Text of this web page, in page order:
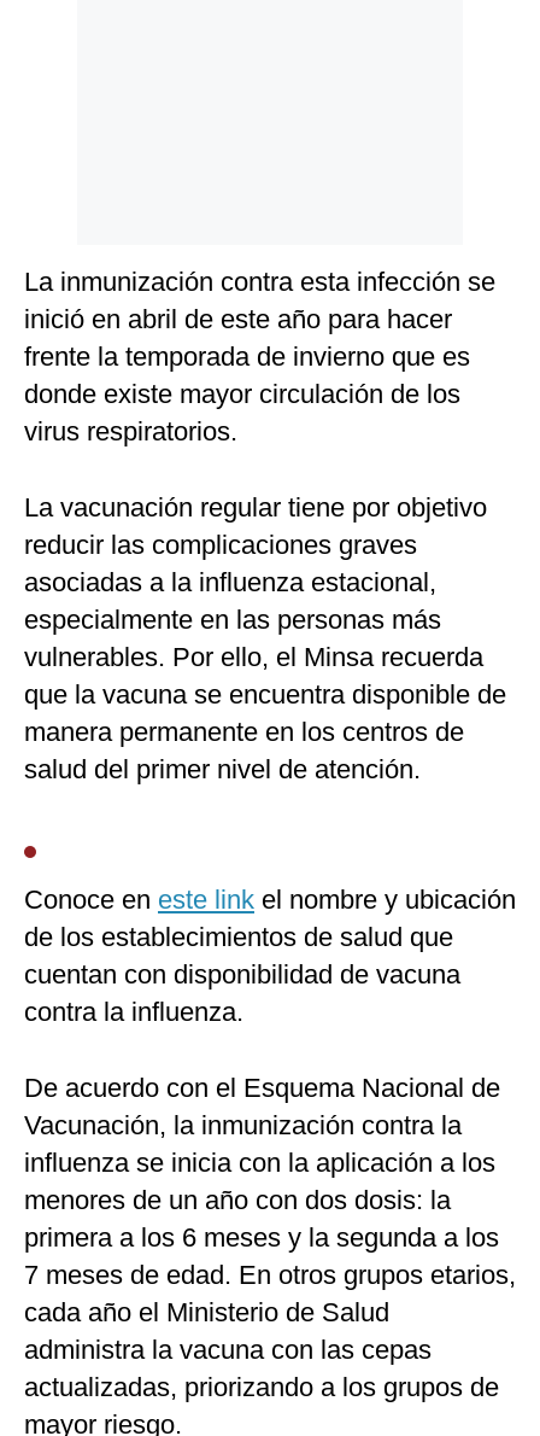
La inmunización contra esta infección se
inició en abril de este año para hacer
frente la temporada de invierno que es
donde existe mayor circulación de los
virus respiratorios.
La vacunación regular tiene por objetivo
reducir las complicaciones graves
asociadas a la influenza estacional,
especialmente en las personas más
vulnerables. Por ello, el Minsa recuerda
que la vacuna se encuentra disponible de
manera permanente en los centros de
salud del primer nivel de atención.
Conoce en este link el nombre y ubicación
de los establecimientos de salud que
cuentan con disponibilidad de vacuna
contra la influenza.
De acuerdo con el Esquema Nacional de
Vacunación, la inmunización contra la
influenza se inicia con la aplicación a los
menores de un año con dos dosis: la
primera a los 6 meses y la segunda a los
7 meses de edad. En otros grupos etarios,
cada año el Ministerio de Salud
administra la vacuna con las cepas
actualizadas, priorizando a los grupos de
mayor riesgo.